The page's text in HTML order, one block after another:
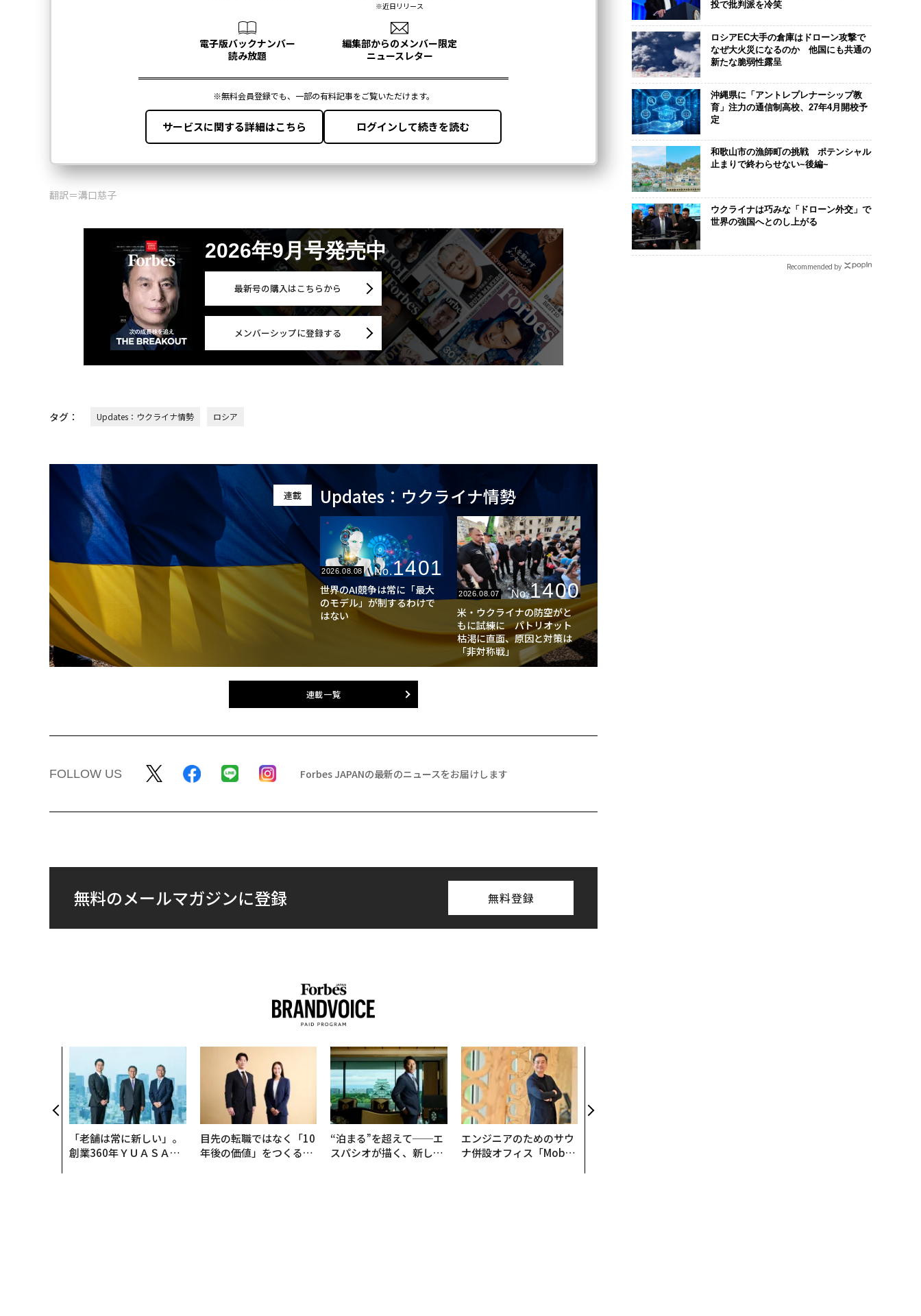
翻訳＝溝口慈子
2026年9月号発売中
最新号の購入はこちらから
メンバーシップに登録する
タグ： Updates：ウクライナ情勢 ロシア
連載 Updates：ウクライナ情勢
2026.08.08 No.1401
世界のAI競争は常に「最大
のモデル」が制するわけで
はない
2026.08.07 No.1400
米・ウクライナの防空がと
もに試練に パトリオット
枯渇に直面、原因と対策は
「非対称戦」
連載一覧
FOLLOW US Forbes JAPANの最新のニュースをお届けします
無料のメールマガジンに登録 無料登録
「老舗は常に新しい」。
創業360年ＹＵＡＳＡと
目先の転職ではなく「10
年後の価値」をつくる─
“泊まる”を超えて──エ
スパシオが描く、新しい
エンジニアのためのサウ
ナ併設オフィス「Mobiu
年の答え
投で批判派を冷笑
ロシアEC大手の倉庫はドローン攻撃で
なぜ大火災になるのか 他国にも共通の
新たな脆弱性露呈
沖縄県に「アントレプレナーシップ教
育」注力の通信制高校、27年4月開校予
定
和歌山市の漁師町の挑戦 ポテンシャル
止まりで終わらせない~後編~
ウクライナは巧みな「ドローン外交」で
世界の強国へとのし上がる
Recommended by